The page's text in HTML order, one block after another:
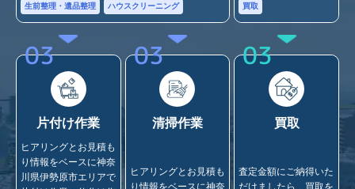
生前整理・遺品整理 ハウスクリーニング 買取
03
片付け作業
ヒアリングとお見積も
り情報をベースに神奈
川県伊勢原市エリアで
03
清掃作業
ヒアリングとお見積も
り情報をベースに神奈
03
買取
査定金額にご納得いた
だけましたら、買取を